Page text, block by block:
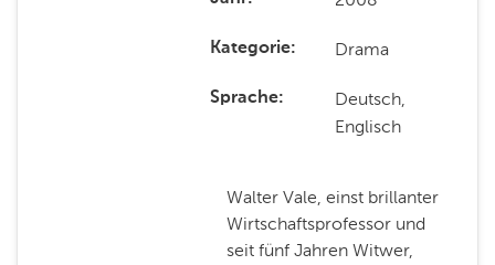
Kategorie Drama
Sprache
Deutsch,
Englisch
Walter Vale, einst brillanter
Wirtschaftsprofessor und
seit fünf Jahren Witwer,